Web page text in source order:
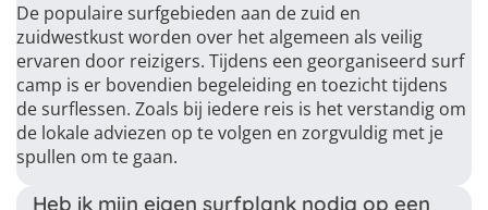
De populaire surfgebieden aan de zuid en
zuidwestkust worden over het algemeen als veilig
ervaren door reizigers. Tijdens een georganiseerd surf
camp is er bovendien begeleiding en toezicht tijdens
de surflessen. Zoals bij iedere reis is het verstandig om
de lokale adviezen op te volgen en zorgvuldig met je
spullen om te gaan.
Heb ik mijn eigen surfplank nodig op een